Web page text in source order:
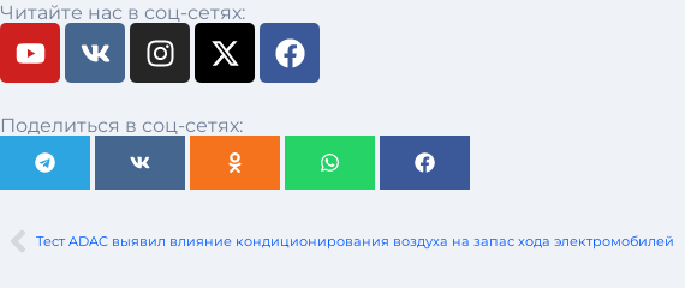
Читайте нас в соц-сетях:
Поделиться в соц-сетях:
Тест ADAC выявил влияние кондиционирования воздуха на запас хода электромобилей